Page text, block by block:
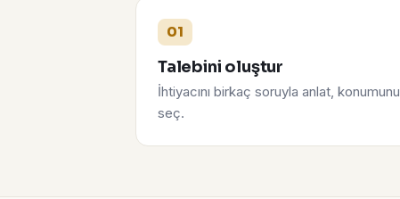
01
Talebini oluştur
İhtiyacını birkaç soruyla anlat, konumunu
seç.